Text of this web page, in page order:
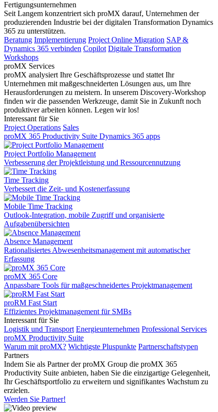
Fertigungsunternehmen
Seit Langem konzentriert sich proMX darauf, Unternehmen der
produzierenden Industrie bei der digitalen Transformation Dynamics
365 zu unterstützen.
Beratung Implementierung Project Online Migration SAP &
Dynamics 365 verbinden Copilot Digitale Transformation
Workshops
proMX Services
proMX analysiert Ihre Geschäftsprozesse und stattet Ihr
Unternehmen mit maßgeschneiderten Lösungen aus, um Ihre
Herausforderungen zu meistern. In unserem Discovery-Workshop
finden wir die passenden Werkzeuge, damit Sie in Zukunft noch
produktiver arbeiten können. Legen wir los!
Interessant für Sie
Project Operations Sales
proMX 365 Productivity Suite Dynamics 365 apps
Project Portfolio Management
Verbesserung der Projektleistung und Ressourcennutzung
Time Tracking
Verbessert die Zeit- und Kostenerfassung
Mobile Time Tracking
Outlook-Integration, mobile Zugriff und organisierte
Aufgabenübersichten
Absence Management
Rationalisiertes Abwesenheitsmanagement mit automatischer
Erfassung
proMX 365 Core
Anpassbare Tools für maßgeschneidertes Projektmanagement
proRM Fast Start
Effizientes Projektmanagement für SMBs
Interessant für Sie
Logistik und Transport Energieunternehmen Professional Services
proMX Productivity Suite
Warum mit proMX? Wichtigste Pluspunkte Partnerschaftstypen
Partners
Indem Sie als Partner der proMX Group die proMX 365
Productivity Suite anbieten, haben Sie die einzigartige Gelegenheit,
Ihr Geschäftsportfolio zu erweitern und signifikantes Wachstum zu
erzielen.
Werden Sie Partner!